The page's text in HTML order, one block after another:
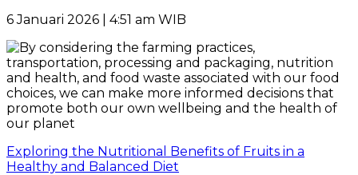
6 Januari 2026 | 4:51 am WIB
Exploring the Nutritional Benefits of Fruits in a
Healthy and Balanced Diet